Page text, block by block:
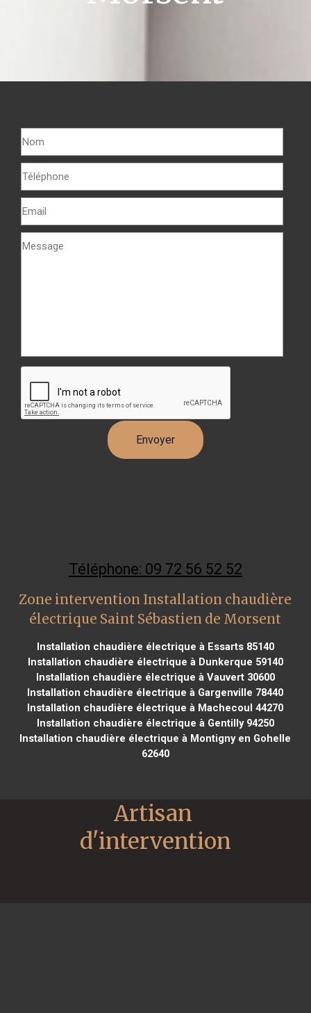
Téléphone: 09 72 56 52 52
Zone intervention Installation chaudière
électrique Saint Sébastien de Morsent
Installation chaudière électrique à Essarts 85140
Installation chaudière électrique à Dunkerque 59140
Installation chaudière électrique à Vauvert 30600
Installation chaudière électrique à Gargenville 78440
Installation chaudière électrique à Machecoul 44270
Installation chaudière électrique à Gentilly 94250
Installation chaudière électrique à Montigny en Gohelle
62640
Artisan
d'intervention